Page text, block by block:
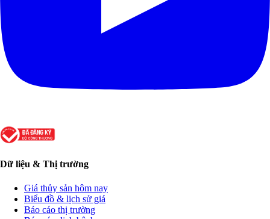
Dữ liệu & Thị trường
Giá thủy sản hôm nay
Biểu đồ & lịch sử giá
Báo cáo thị trường